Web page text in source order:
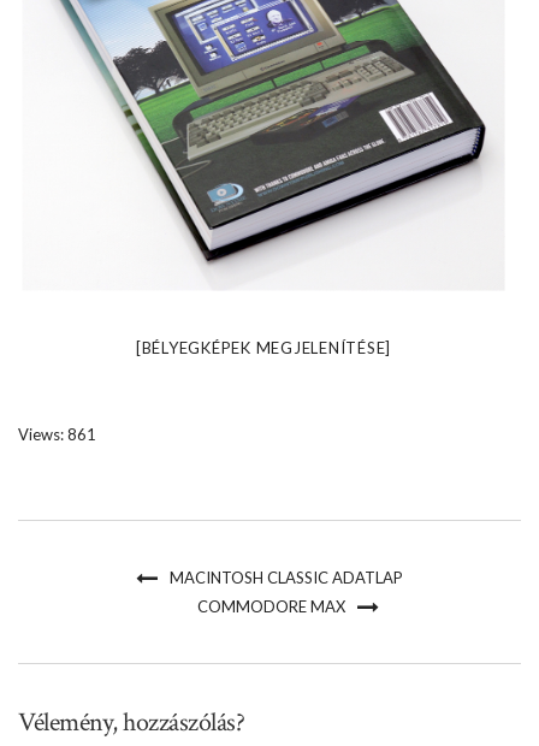
[BÉLYEGKÉPEK MEGJELENÍTÉSE]
Views: 861
MACINTOSH CLASSIC ADATLAP
COMMODORE MAX
Vélemény, hozzászólás?